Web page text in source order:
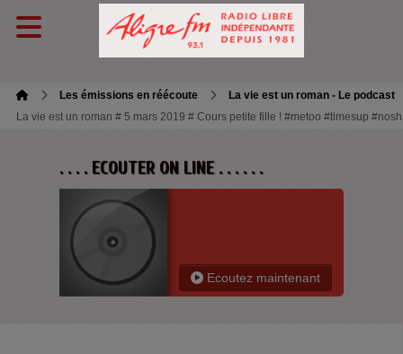
Les émissions en réécoute
La vie est un roman - Le podcast
La vie est un roman # 5 mars 2019 # Cours petite fille ! #metoo #timesup
. . . . ECOUTER ON LINE . . . . . .
Ecoutez maintenant